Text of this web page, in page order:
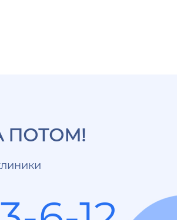
ПОТОМ!